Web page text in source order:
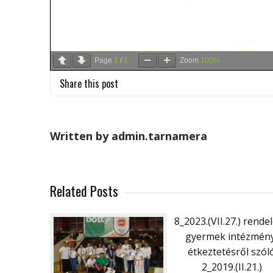
Page 1 / 1 Zoom 100%
Share this post
Written by admin.tarnamera
Related Posts
8_2023.(VII.27.)
gyermek
étkeztetésről
2_2019.(II.21.)